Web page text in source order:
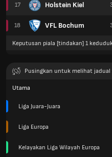
17 Holstein Kiel
18 VFL Bochum
Keputusan piala [tindakan] 1
Pusingkan untuk melihat jadual
Utama
Liga Juara-Juara
Liga Europa
Kelayakan Liga Wilayah Europa